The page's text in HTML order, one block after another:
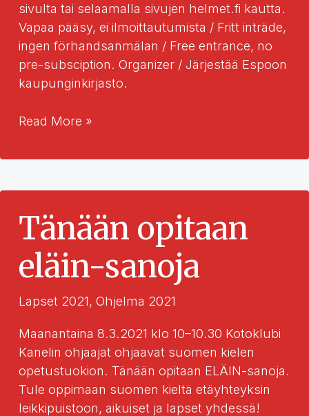
sivulta tai selaamalla sivujen helmet.fi kautta.
Vapaa pääsy, ei ilmoittautumista / Fritt inträde,
ingen förhandsanmälan / Free entrance, no
pre-subsciption. Organizer / Järjestää Espoon
kaupunginkirjasto.
Satutunti
ja
Read More »
Tänään opitaan
eläin-sanoja
Lapset 2021,Ohjelma 2021
Maanantaina 8.3.2021 klo 10–10.30 Kotoklubi
Kanelin ohjaajat ohjaavat suomen kielen
opetustuokion. Tänään opitaan ELÄIN-sanoja.
Tule oppimaan suomen kieltä etäyhteyksin
leikkipuistoon, aikuiset ja lapset yhdessä!